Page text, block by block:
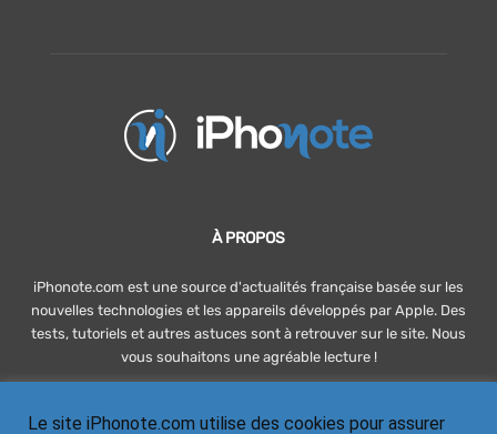
À PROPOS
iPhonote.com est une source d'actualités française basée sur les
nouvelles technologies et les appareils développés par Apple. Des
tests, tutoriels et autres astuces sont à retrouver sur le site. Nous
vous souhaitons une agréable lecture !
Le site iPhonote.com utilise des cookies pour assurer